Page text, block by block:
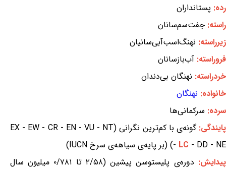
رده: پستانداران
راسته: جفت‌سم‌سانان
زیرراسته: نهنگ‌اسب‌آبی‌سانیان
فروراسته: آب‌بازسانان
خردراسته: نهنگان بی‌دندان
خانواده: نهنگان
سرده: سرکمانی‌ها
پایندگی:
گونه‌ی با کم‌ترین نگرانی (EX - EW - CR - EN - VU - NT
- LC - DD - NE) (بر پایه‌ی سیاهه‌ی سرخ IUCN)
پیدایش:
دوره‌ی پلیستوسن پیشین (۲/۵۸ تا ۰/۷۸۱ میلیون سال